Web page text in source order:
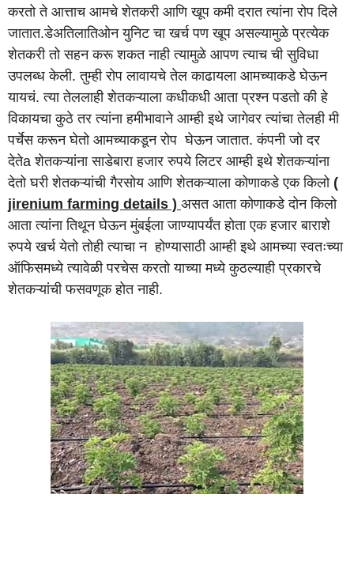
करतो ते आत्ताच आमचे शेतकरी आणि खूप कमी दरात त्यांना रोप दिले
जातात.डेअतिलातिओन युनिट चा खर्च पण खूप असल्यामुळे प्रत्येक
शेतकरी तो सहन करू शकत नाही त्यामुळे आपण त्याच ची सुविधा
उपलब्ध केली. तुम्ही रोप लावायचे तेल काढायला आमच्याकडे घेऊन
यायचं. त्या तेललाही शेतकऱ्याला कधीकधी आता प्रश्न पडतो की हे
विकायचा कुठे तर त्यांना हमीभावाने आम्ही इथे जागेवर त्यांचा तेलही मी
पर्चेस करून घेतो आमच्याकडून रोप घेऊन जातात. कंपनी जो दर
देतेa शेतकऱ्यांना साडेबारा हजार रुपये लिटर आम्ही इथे शेतकऱ्यांना
देतो घरी शेतकऱ्यांची गैरसोय आणि शेतकऱ्याला कोणाकडे एक किलो (
jirenium farming details ) असत आता कोणाकडे दोन किलो
आता त्यांना तिथून घेऊन मुंबईला जाण्यापर्यंत होता एक हजार बाराशे
रुपये खर्च येतो तोही त्याचा न होण्यासाठी आम्ही इथे आमच्या स्वतःच्या
ऑफिसमध्ये त्यावेळी परचेस करतो याच्या मध्ये कुठल्याही प्रकारचे
शेतकऱ्यांची फसवणूक होत नाही.